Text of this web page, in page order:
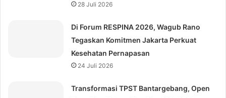
28 Juli 2026
Di Forum RESPINA 2026, Wagub Rano
Tegaskan Komitmen Jakarta Perkuat
Kesehatan Pernapasan
24 Juli 2026
Transformasi TPST Bantargebang, Open